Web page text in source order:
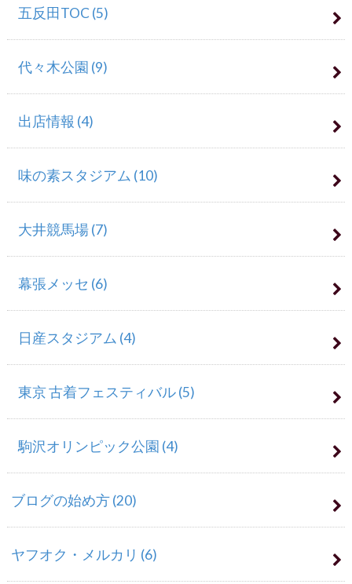
五反田TOC(5)
代々木公園 (9)
出店情報 (4)
味の素スタジアム (10)
大井競馬場(7)
幕張メッセ (6)
日産スタジアム (4)
東京 古着フェスティバル(5)
駒沢オリンピック公園 (4)
ブログの始め方(20)
ヤフオク・メルカリ (6)